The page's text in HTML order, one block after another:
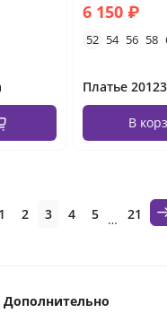
6 150 ₽
52 54 56 58
Платье
В
1 2 3 4 5 … 21
Дополнительно